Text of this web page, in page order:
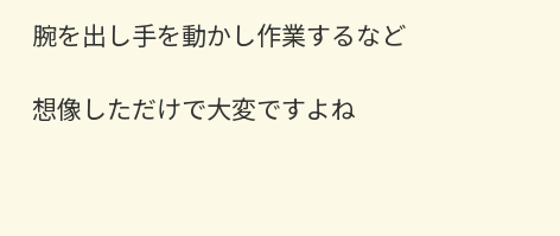
腕を出し手を動かし作業するなど
想像しただけで大変ですよね